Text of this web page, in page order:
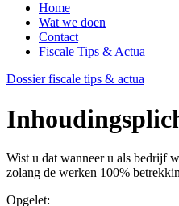
Home
Wat we doen
Contact
Fiscale Tips & Actua
Dossier fiscale tips & actua
Wist u dat wanneer u als bedrijf
zolang de werken 100%
Opgelet: